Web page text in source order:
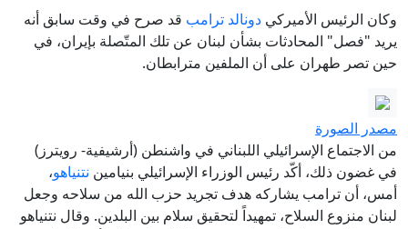
وكان الرئيس الأميركي دونالد ترامب قد صرح في وقت سابق أنه
يريد "فصل" المحادثات بشأن لبنان عن تلك المتّصلة بإيران، في
حين تصر طهران على أن الملفين مترابطان.
مصدر الصورة
من الاجتماع الإسرائيلي اللبناني في واشنطن (أرشيفية- رويترز)
في غضون ذلك، أكّد رئيس الوزراء الإسرائيلي بنيامين نتنياهو،
أمس، أن ترامب يشاركه هدف تجريد حزب الله من سلاحه وجعل
لبنان منزوع السلاح، تمهيداً لتحقيق سلام بين البلدين. وقال نتنياهو